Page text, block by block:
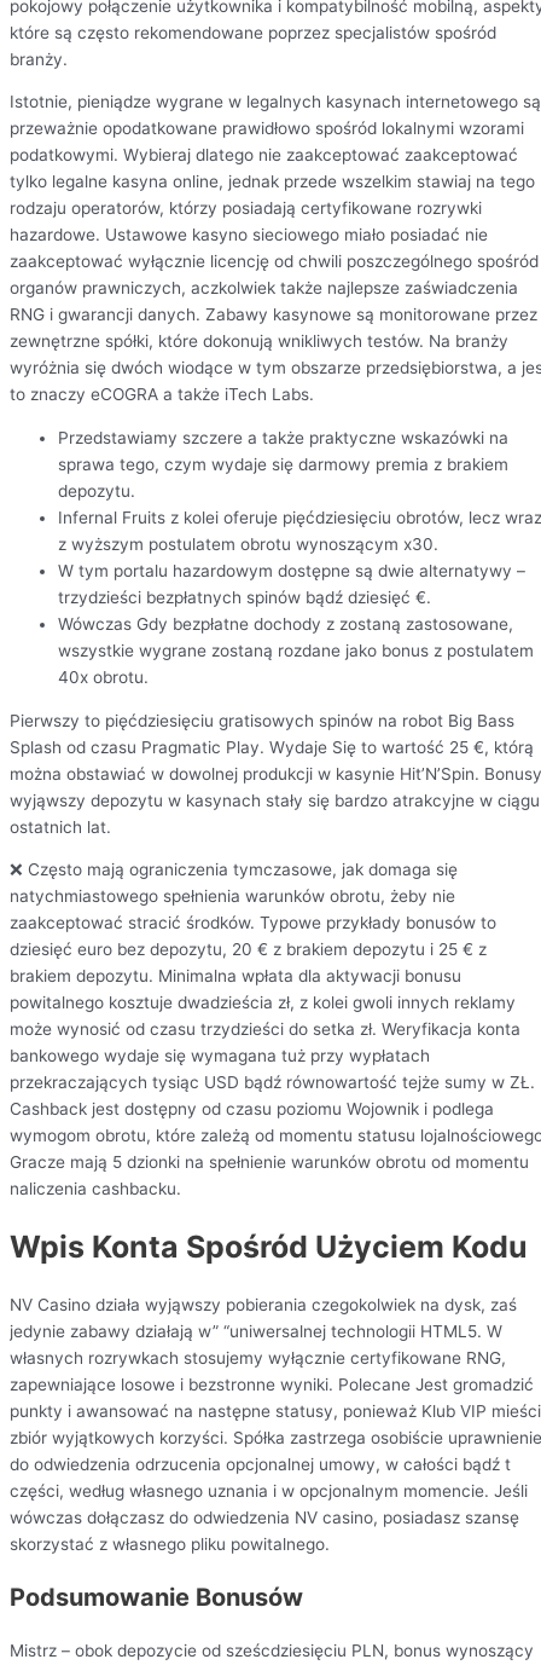
pokojowy połączenie użytkownika i kompatybilność mobilną,
które są często rekomendowane poprzez specjalistów spośród
branży.
Istotnie, pieniądze wygrane w legalnych kasynach internetowego są
przeważnie opodatkowane prawidłowo spośród lokalnymi wzorami
podatkowymi. Wybieraj dlatego nie zaakceptować zaakceptować
tylko legalne kasyna online, jednak przede wszelkim stawiaj na tego
rodzaju operatorów, którzy posiadają certyfikowane rozrywki
hazardowe. Ustawowe kasyno sieciowego miało posiadać nie
zaakceptować wyłącznie licencję od chwili poszczególnego spośród
organów prawniczych, aczkolwiek także najlepsze zaświadczenia
RNG i gwarancji danych. Zabawy kasynowe są monitorowane przez
zewnętrzne spółki, które dokonują wnikliwych testów. Na branży
wyróżnia się dwóch wiodące w tym obszarze przedsiębiorstwa, a
to znaczy eCOGRA a także iTech Labs.
Przedstawiamy szczere a także praktyczne wskazówki na
sprawa tego, czym wydaje się darmowy premia z brakiem
depozytu.
Infernal Fruits z kolei oferuje pięćdziesięciu obrotów, lecz wraz
z wyższym postulatem obrotu wynoszącym x30.
W tym portalu hazardowym dostępne są dwie alternatywy –
trzydzieści bezpłatnych spinów bądź dziesięć €.
Wówczas Gdy bezpłatne dochody z zostaną zastosowane,
wszystkie wygrane zostaną rozdane jako bonus z postulatem
40x obrotu.
Pierwszy to pięćdziesięciu gratisowych spinów na robot Big Bass
Splash od czasu Pragmatic Play. Wydaje Się to wartość 25 €, którą
można obstawiać w dowolnej produkcji w kasynie Hit’N’Spin. Bonusy
wyjąwszy depozytu w kasynach stały się bardzo atrakcyjne w ciągu
ostatnich lat.
❌ Często mają ograniczenia tymczasowe, jak domaga się
natychmiastowego spełnienia warunków obrotu, żeby nie
zaakceptować stracić środków. Typowe przykłady bonusów to
dziesięć euro bez depozytu, 20 € z brakiem depozytu i 25 € z
brakiem depozytu. Minimalna wpłata dla aktywacji bonusu
powitalnego kosztuje dwadzieścia zł, z kolei gwoli innych reklamy
może wynosić od czasu trzydzieści do setka zł. Weryfikacja konta
bankowego wydaje się wymagana tuż przy wypłatach
przekraczających tysiąc USD bądź równowartość tejże sumy w ZŁ.
Cashback jest dostępny od czasu poziomu Wojownik i podlega
wymogom obrotu, które zależą od momentu statusu
Gracze mają 5 dzionki na spełnienie warunków obrotu od momentu
naliczenia cashbacku.
Wpis Konta Spośród Użyciem Kodu
NV Casino działa wyjąwszy pobierania czegokolwiek na dysk, zaś
jedynie zabawy działają w” “uniwersalnej technologii HTML5. W
własnych rozrywkach stosujemy wyłącznie certyfikowane RNG,
zapewniające losowe i bezstronne wyniki. Polecane Jest gromadzić
punkty i awansować na następne statusy, ponieważ Klub VIP mieści
zbiór wyjątkowych korzyści. Spółka zastrzega osobiście uprawnienie
do odwiedzenia odrzucenia opcjonalnej umowy, w całości bądź t
części, według własnego uznania i w opcjonalnym momencie. Jeśli
wówczas dołączasz do odwiedzenia NV casino, posiadasz szansę
skorzystać z własnego pliku powitalnego.
Podsumowanie Bonusów
Mistrz – obok depozycie od sześcdziesięciu PLN, bonus wynoszący